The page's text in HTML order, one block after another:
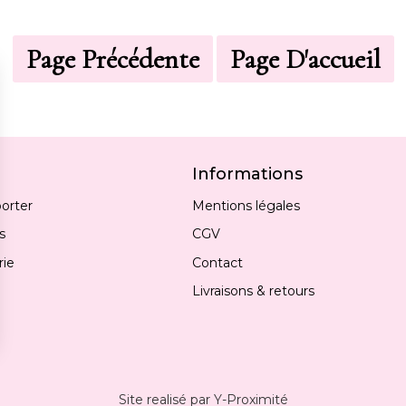
Informations
Mentions légales
CGV
Contact
Livraisons & retours
Site realisé par Y-Proximité